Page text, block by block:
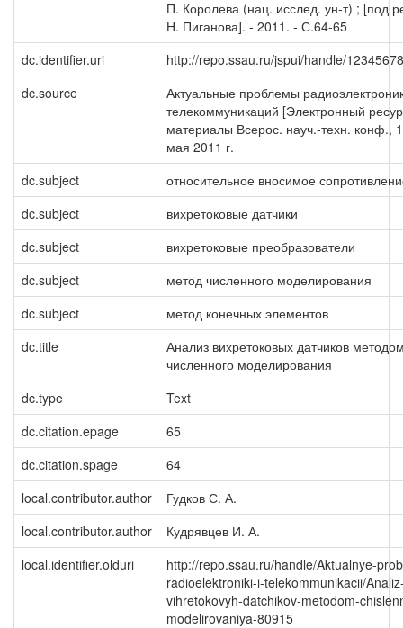
П. Королева (нац. исслед. ун-т) ; [под
Н. Пиганова]. - 2011. - С.64-65
dc.identifier.uri
http://repo.ssau.ru/jspui/handle/
dc.source
Актуальные проблемы
телекоммуникаций [Электронный
материалы Всерос. науч.-техн. конф.,
мая 2011 г.
dc.subject
относительное вносимое
dc.subject
вихретоковые датчики
dc.subject
вихретоковые преобразователи
dc.subject
метод численного моделирования
dc.subject
метод конечных элементов
dc.title
Анализ вихретоковых датчиков
численного моделирования
dc.type
Text
dc.citation.epage
65
dc.citation.spage
64
local.contributor.author
Гудков С. А.
local.contributor.author
Кудрявцев И. А.
local.identifier.olduri
http://repo.ssau.ru/handle/Aktualnye-
radioelektroniki-i-telekommunikacii/
vihretokovyh-datchikov-metodom-
modelirovaniya-80915